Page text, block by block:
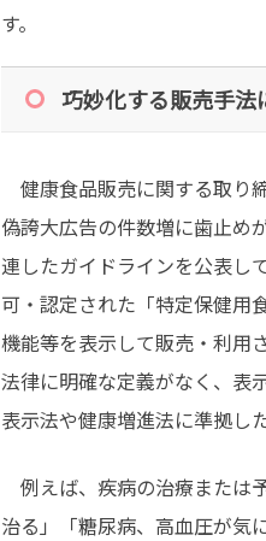
す。
巧妙化する販売手
健康食品販売に関する取り
偽誇大広告の件数増に歯止め
連したガイドラインを公表し
可・認定された「特定保健用
機能等を表示して販売・利用
法律に明確な定義がなく、表
表示法や健康増進法に準拠し
例えば、疾病の治療または
治る」「糖尿病、高血圧が気